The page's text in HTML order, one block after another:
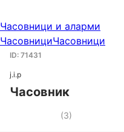
Часовници и аларми
ЧасовнициЧасовници
ID: 71431
j.i.p
Часовник
(3)